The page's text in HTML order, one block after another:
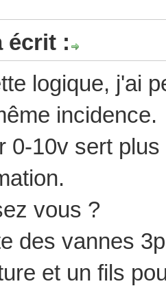
écrit :
logique, j'ai
0-10v sert
vous ?
des vannes
et un fils